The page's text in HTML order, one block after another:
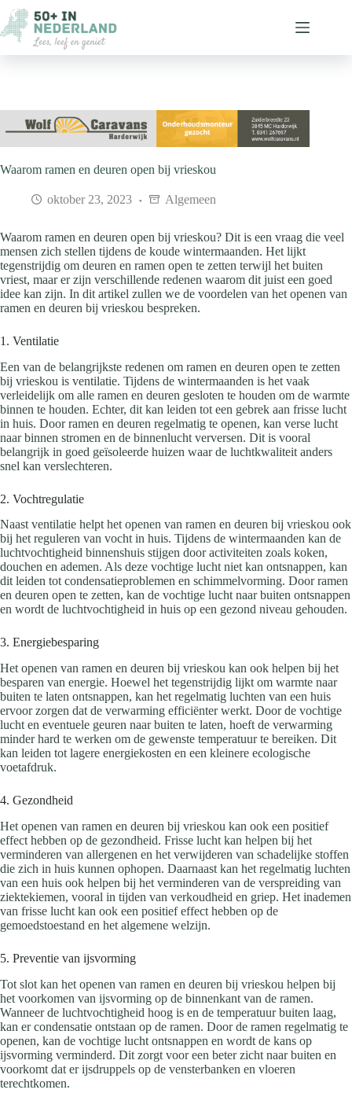
naar
de
inhoud
Waarom ramen en deuren open bij vrieskou
oktober 23, 2023 Algemeen
Waarom ramen en deuren open bij vrieskou? Dit is een vraag die veel
mensen zich stellen tijdens de koude wintermaanden. Het lijkt
tegenstrijdig om deuren en ramen open te zetten terwijl het buiten
vriest, maar er zijn verschillende redenen waarom dit juist een goed
idee kan zijn. In dit artikel zullen we de voordelen van het openen van
ramen en deuren bij vrieskou bespreken.
1. Ventilatie
Een van de belangrijkste redenen om ramen en deuren open te zetten
bij vrieskou is ventilatie. Tijdens de wintermaanden is het vaak
verleidelijk om alle ramen en deuren gesloten te houden om de warmte
binnen te houden. Echter, dit kan leiden tot een gebrek aan frisse lucht
in huis. Door ramen en deuren regelmatig te openen, kan verse lucht
naar binnen stromen en de binnenlucht verversen. Dit is vooral
belangrijk in goed geïsoleerde huizen waar de luchtkwaliteit anders
snel kan verslechteren.
2. Vochtregulatie
Naast ventilatie helpt het openen van ramen en deuren bij vrieskou ook
bij het reguleren van vocht in huis. Tijdens de wintermaanden kan de
luchtvochtigheid binnenshuis stijgen door activiteiten zoals koken,
douchen en ademen. Als deze vochtige lucht niet kan ontsnappen, kan
dit leiden tot condensatieproblemen en schimmelvorming. Door ramen
en deuren open te zetten, kan de vochtige lucht naar buiten ontsnappen
en wordt de luchtvochtigheid in huis op een gezond niveau gehouden.
3. Energiebesparing
Het openen van ramen en deuren bij vrieskou kan ook helpen bij het
besparen van energie. Hoewel het tegenstrijdig lijkt om warmte naar
buiten te laten ontsnappen, kan het regelmatig luchten van een huis
ervoor zorgen dat de verwarming efficiënter werkt. Door de vochtige
lucht en eventuele geuren naar buiten te laten, hoeft de verwarming
minder hard te werken om de gewenste temperatuur te bereiken. Dit
kan leiden tot lagere energiekosten en een kleinere ecologische
voetafdruk.
4. Gezondheid
Het openen van ramen en deuren bij vrieskou kan ook een positief
effect hebben op de gezondheid. Frisse lucht kan helpen bij het
verminderen van allergenen en het verwijderen van schadelijke stoffen
die zich in huis kunnen ophopen. Daarnaast kan het regelmatig luchten
van een huis ook helpen bij het verminderen van de verspreiding van
ziektekiemen, vooral in tijden van verkoudheid en griep. Het inademen
van frisse lucht kan ook een positief effect hebben op de
gemoedstoestand en het algemene welzijn.
5. Preventie van ijsvorming
Tot slot kan het openen van ramen en deuren bij vrieskou helpen bij
het voorkomen van ijsvorming op de binnenkant van de ramen.
Wanneer de luchtvochtigheid hoog is en de temperatuur buiten laag,
kan er condensatie ontstaan op de ramen. Door de ramen regelmatig te
openen, kan de vochtige lucht ontsnappen en wordt de kans op
ijsvorming verminderd. Dit zorgt voor een beter zicht naar buiten en
voorkomt dat er ijsdruppels op de vensterbanken en vloeren
terechtkomen.